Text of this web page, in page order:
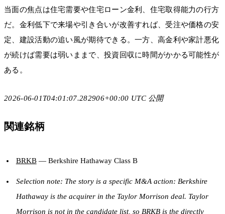
当面の焦点は住宅需要や住宅ローン金利、住宅取得能力の行方
だ。金利低下で来場や引き合いが改善すれば、受注や価格の安
定、建設活動の追い風が期待できる。一方、高金利や家計悪化
が続けば需要は弱いままで、投資回収に時間がかかる可能性が
ある。
2026-06-01T04:01:07.282906+00:00 UTC 公開
関連銘柄
BRKB— Berkshire Hathaway Class B
Selection note: The story is a specific M&A action: Berkshire
Hathaway is the acquirer in the Taylor Morrison deal. Taylor
Morrison is not in the candidate list, so BRKB is the directly